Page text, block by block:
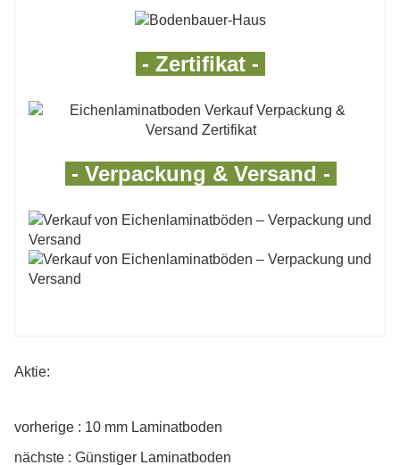
- Zertifikat -
- Verpackung & Versand -
Aktie:
vorherige : 10 mm Laminatboden
nächste : Günstiger Laminatboden